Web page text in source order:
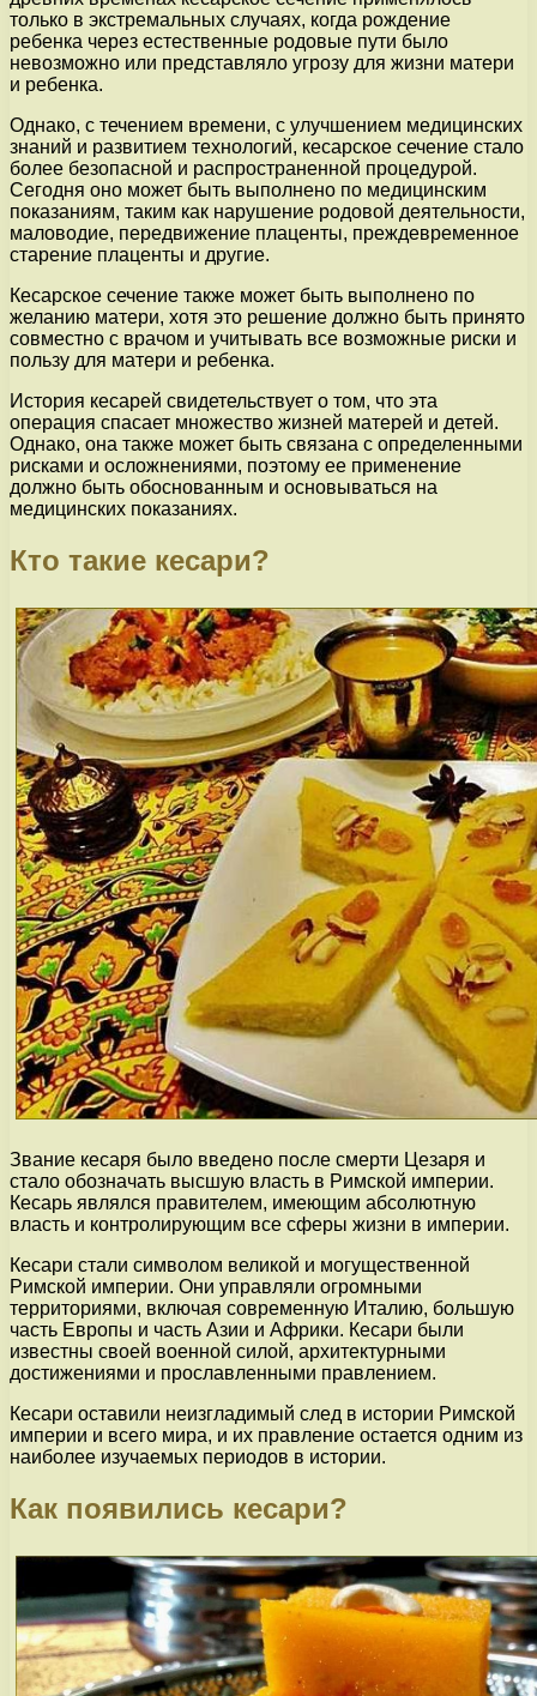
только в экстремальных случаях, когда рождение
ребенка через естественные родовые пути было
невозможно или представляло угрозу для жизни матери
и ребенка.
Однако, с течением времени, с улучшением медицинских
знаний и развитием технологий, кесарское сечение стало
более безопасной и распространенной процедурой.
Сегодня оно может быть выполнено по медицинским
показаниям, таким как нарушение родовой деятельности,
маловодие, передвижение плаценты, преждевременное
старение плаценты и другие.
Кесарское сечение также может быть выполнено по
желанию матери, хотя это решение должно быть принято
совместно с врачом и учитывать все возможные риски и
пользу для матери и ребенка.
История кесарей свидетельствует о том, что эта
операция спасает множество жизней матерей и детей.
Однако, она также может быть связана с определенными
рисками и осложнениями, поэтому ее применение
должно быть обоснованным и основываться на
медицинских показаниях.
Кто такие кесари?
Звание кесаря было введено после смерти Цезаря и
стало обозначать высшую власть в Римской империи.
Кесарь являлся правителем, имеющим абсолютную
власть и контролирующим все сферы жизни в империи.
Кесари стали символом великой и могущественной
Римской империи. Они управляли огромными
территориями, включая современную Италию, большую
часть Европы и часть Азии и Африки. Кесари были
известны своей военной силой, архитектурными
достижениями и прославленными правлением.
Кесари оставили неизгладимый след в истории Римской
империи и всего мира, и их правление остается одним из
наиболее изучаемых периодов в истории.
Как появились кесари?